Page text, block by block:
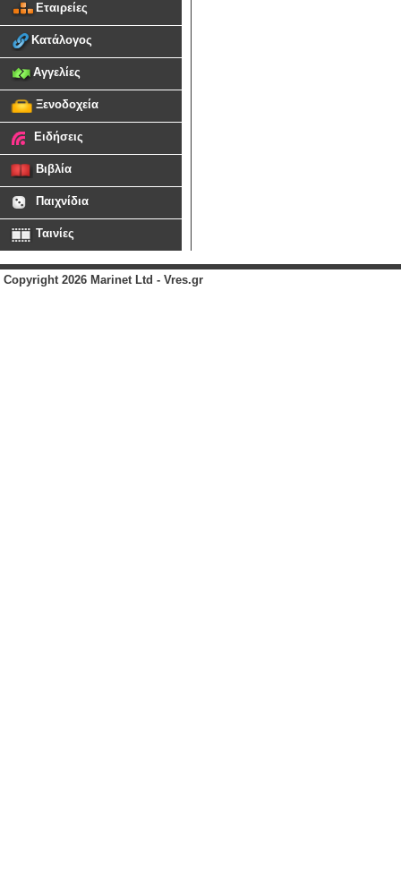
Εταιρείες
Κατάλογος
Αγγελίες
Ξενοδοχεία
Ειδήσεις
Βιβλία
Παιχνίδια
Ταινίες
Copyright 2026 Marinet Ltd - Vres.gr